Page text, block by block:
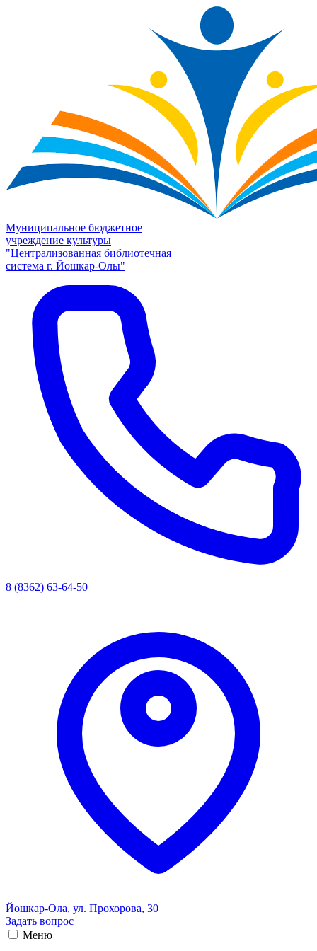
Муниципальное бюджетное
учреждение культуры
"Централизованная библиотечная
система г. Йошкар-Олы"
8 (8362) 63-64-50
Йошкар-Ола, ул. Прохорова, 30
Задать вопрос
Меню